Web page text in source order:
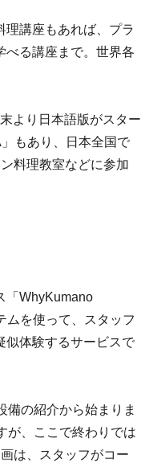
理講座もあれば、プラ
べる講座まで。世界各
より日本語版がスター
もあり、日本全国で
料理教室などに参加
「WhyKumano
ムを使って、スタッフ
似体験するサービスで
備の紹介から始まりま
が、ここで終わりでは
は、スタッフがコー